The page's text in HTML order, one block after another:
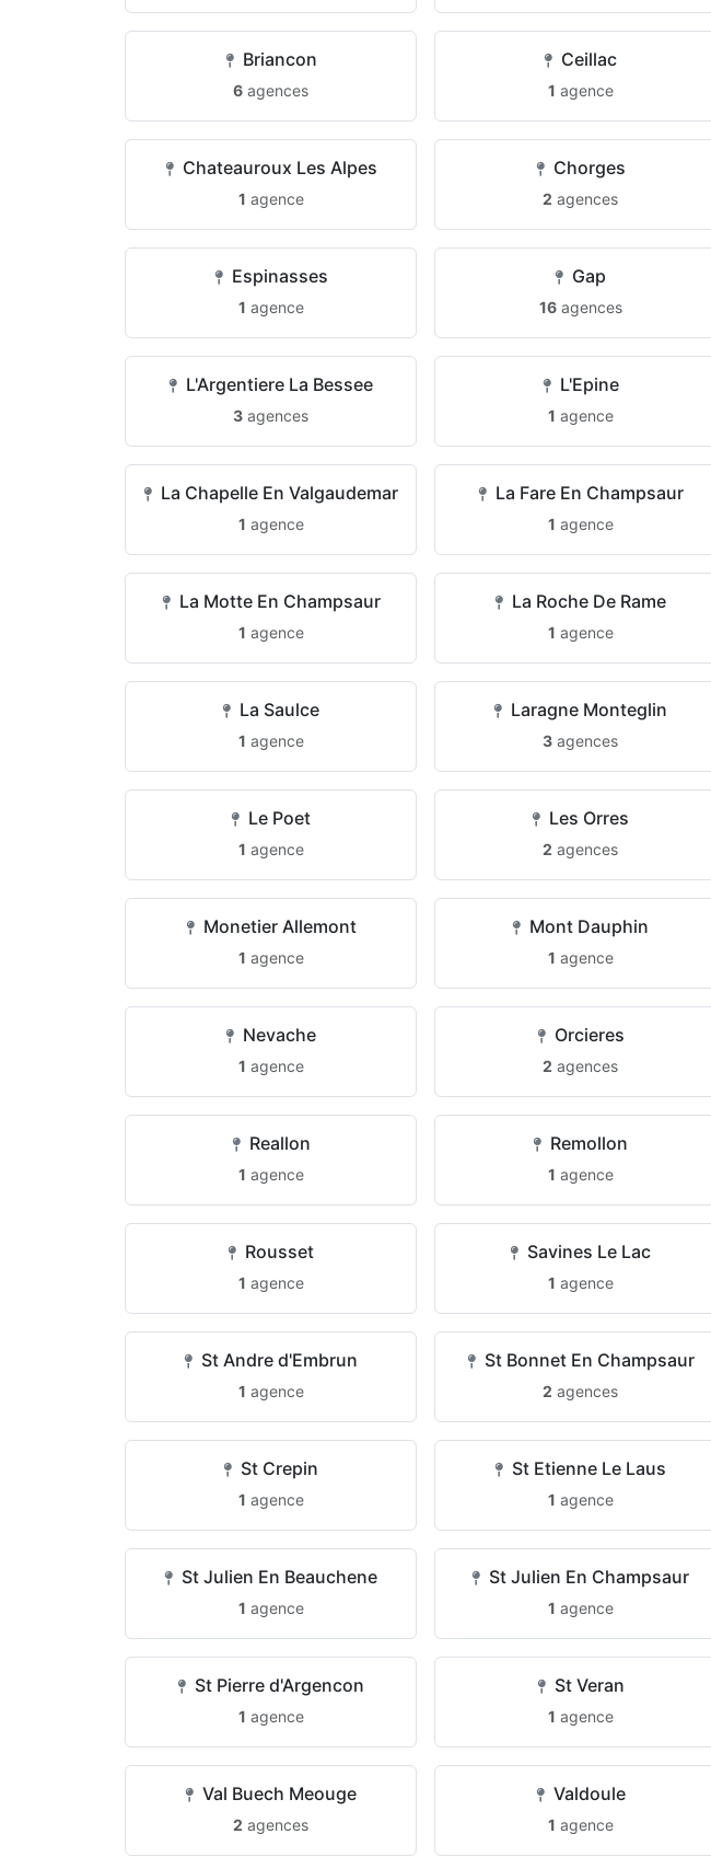
Briancon
6 agences
Ceillac
1 agence
Chateauroux Les Alpes
1 agence
Chorges
2 agences
Espinasses
1 agence
Gap
16agences
L'Argentiere La Bessee
3 agences
L'Epine
1 agence
La Chapelle En Valgaudemar
1 agence
La Fare En Champsaur
1 agence
La Motte En Champsaur
1 agence
La Roche De Rame
1 agence
La Saulce
1 agence
Laragne Monteglin
3 agences
Le Poet
1 agence
Les Orres
2 agences
Monetier Allemont
1 agence
Mont Dauphin
1 agence
Nevache
1 agence
Orcieres
2 agences
Reallon
1 agence
Remollon
1 agence
Rousset
1 agence
Savines Le Lac
1 agence
St Andre d'Embrun
1 agence
St Bonnet En Champsaur
2 agences
St Crepin
1 agence
St Etienne Le Laus
1 agence
St Julien En Beauchene
1 agence
St Julien En Champsaur
1 agence
St Pierre d'Argencon
1 agence
St Veran
1 agence
Val Buech Meouge
2 agences
Valdoule
1 agence